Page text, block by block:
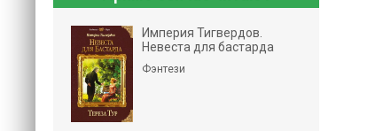
Империя Тигвердов.
Невеста для бастарда
Фэнтези